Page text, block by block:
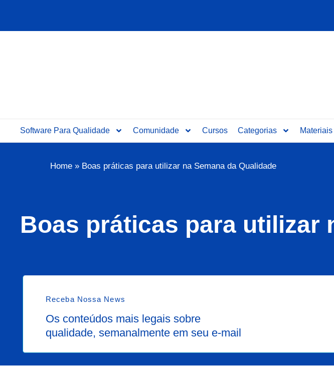
Software Para Qualidade Comunidade Cursos Categorias
Home » Boas práticas para utilizar na Semana da Qualidade
Boas práticas para utilizar
Receba Nossa News
Os conteúdos mais legais sobre
qualidade, semanalmente em seu e-mail